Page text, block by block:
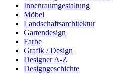
Innenraumgestaltung
Möbel
Landschaftsarchitektur
Gartendesign
Farbe
Grafik / Design
Designer A-Z
Designgeschichte